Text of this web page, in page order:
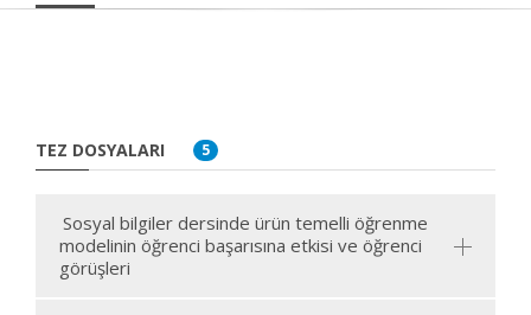
TEZ DOSYALARI 5
Sosyal bilgiler dersinde ürün temelli öğrenme
modelinin öğrenci başarısına etkisi ve öğrenci
görüşleri